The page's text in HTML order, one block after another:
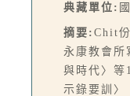
典藏單位:
摘要: Chit
永康教會所
與時代〉等
示錄要訓